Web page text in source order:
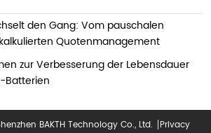
den Gang: Vom pauschalen
Quotenmanagement
zur Verbesserung der Lebensdauer
Batterien
BAKTH Technology Co., Ltd.
Privacy